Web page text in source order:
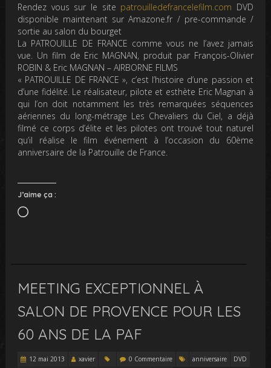
Rendez vous sur le site patrouilledefrancelefilm.com DVD
disponible maintenant sur Amazone.fr / pre-commande /
sortie au salon du bourget
La PATROUILLE DE FRANCE comme vous ne l’avez jamais
vue. Un film de Eric MAGNAN, produit par François-Olivier
ROBIN & Eric MAGNAN – AIRBORNE FILMS
« PATROUILLE DE FRANCE », c’est l’histoire d’une passion et
d’une fidélité. Le réalisateur, pilote et esthète Eric Magnan à
qui l’on doit notamment les très remarquées séquences
aériennes du long-métrage Les Chevaliers du Ciel, a déjà
filmé ce corps d’élite et les pilotes ont trouvé tout naturel
qu’il réalise le film événement à l’occasion du 60ème
anniversaire de la Patrouille de France.
J’aime ça :
Chargement…
MEETING EXCEPTIONNEL À
SALON DE PROVENCE POUR LES
60 ANS DE LA PAF
12 mai 2013 xavier 0 Commentaire anniversaire
DVD